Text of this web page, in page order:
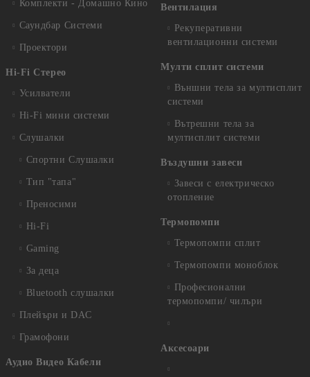
Комплекти - Домашно Кино
Саундбар Системи
Проектори
Hi-Fi Стерео
Усилватели
Hi-Fi мини системи
Слушалки
Спортни Слушалки
Тип "тапа"
Преносими
Hi-Fi
Gaming
За деца
Bluetooth слушалки
Плейъри и DAC
Грамофони
Аудио Видео Кабели
Вентилация
Рекуперативни
вентилационни системи
Мулти сплит системи
Външни тела за мултисплит
системи
Вътрешни тела за
мултисплит системи
Въздушни завеси
Завеси с електрическо
отопление
Термопомпи
Термопомпи сплит
Термопомпи моноблок
Професионални
термопомпи/ чилъри
Аксесоари